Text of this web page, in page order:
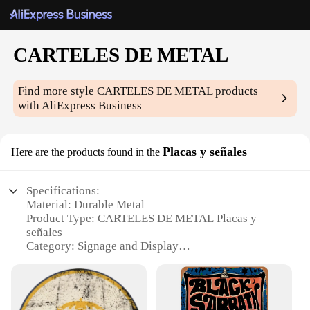
CARTELES DE METAL
Find more styleCARTELES DE METALproducts
with AliExpress Business
Here are the products found in the Placas y señales
Specifications:
Material: Durable Metal
Product Type: CARTELES DE METAL Placas y
señales
Category: Signage and Display
Usage and Purpose: Indoor and Outdoor Use
Quantity: Available in Sets
Performance and Property: Weather-Resistant and